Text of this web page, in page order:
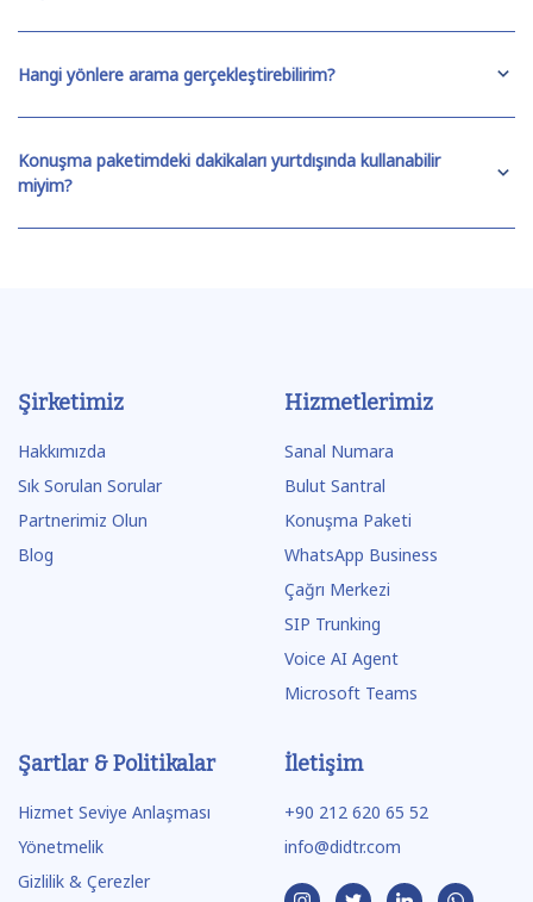
Hangi yönlere arama gerçekleştirebilirim?
Konuşma paketimdeki dakikaları yurtdışında kullanabilir
miyim?
Şirketimiz
Hakkımızda
Sık Sorulan Sorular
Partnerimiz Olun
Blog
Hizmetlerimiz
Sanal Numara
Bulut Santral
Konuşma Paketi
WhatsApp Business
Çağrı Merkezi
SIP Trunking
Voice AI Agent
Microsoft Teams
Şartlar & Politikalar
Hizmet Seviye Anlaşması
Yönetmelik
Gizlilik & Çerezler
İletişim
+90 212 620 65 52
info@didtr.com